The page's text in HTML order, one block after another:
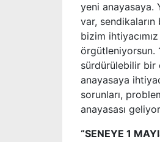
yeni anayasaya.
var, sendikaların
bizim
örgütleniyorsun.
sürdürülebilir bir
anayasaya
sorunları,
anayasası
“SENEYE 1